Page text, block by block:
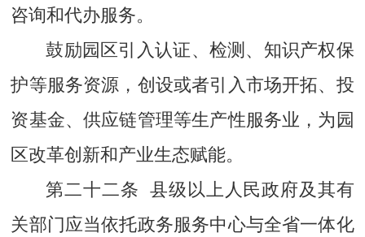
咨询和代办服务。
鼓励园区引入认证、检测、知识产权保
护等服务资源，创设或者引入市场开拓、投
资基金、供应链管理等生产性服务业，为园
区改革创新和产业生态赋能。
第二十二条 县级以上人民政府及其有
关部门应当依托政务服务中心与全省一体化